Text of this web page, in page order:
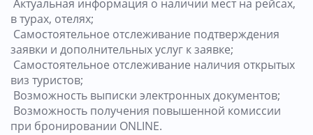
Актуальная информация о наличии мест на рейсах,
в турах, отелях;
Самостоятельное отслеживание подтверждения
заявки и дополнительных услуг к заявке;
Самостоятельное отслеживание наличия открытых
виз туристов;
Возможность выписки электронных документов;
Возможность получения повышенной комиссии
при бронировании ONLINE.